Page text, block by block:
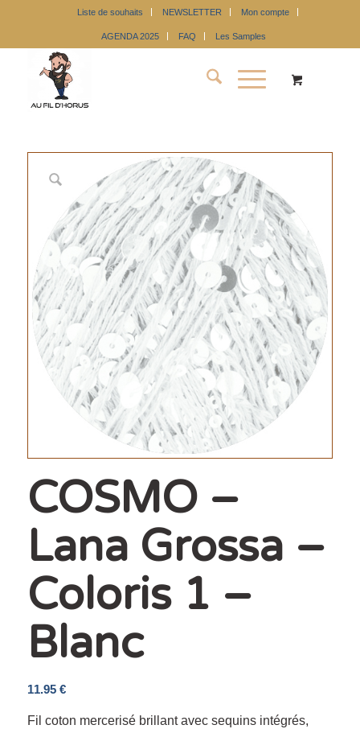
Liste de souhaits NEWSLETTER Mon compte
AGENDA 2025 FAQ Les Samples
COSMO –
Lana Grossa –
Coloris 1 –
Blanc
11.95 €
Fil coton mercerisé brillant avec sequins intégrés,